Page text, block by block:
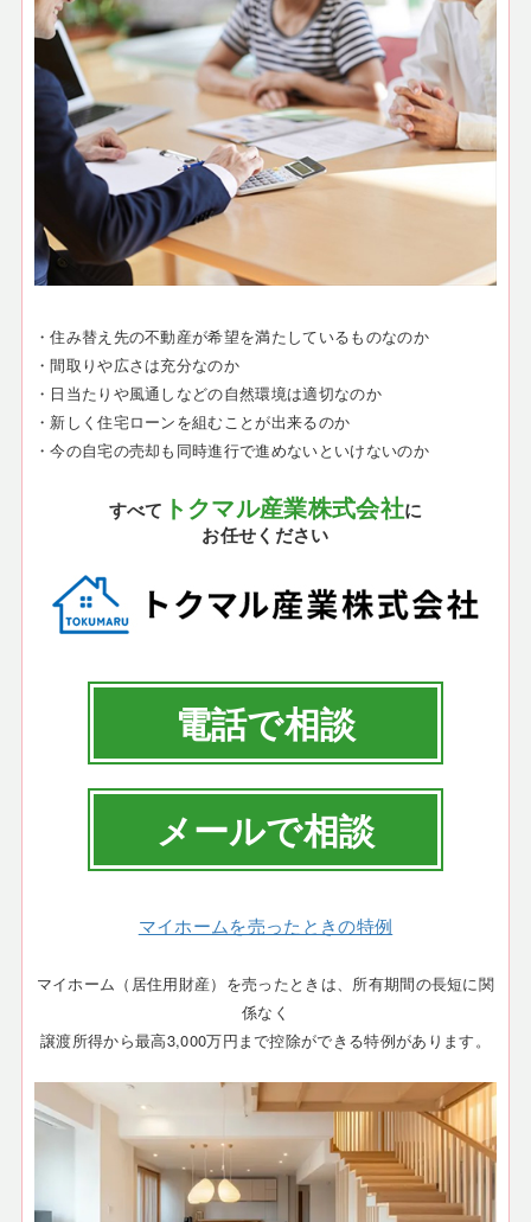
・住み替え先の不動産が希望を満たしているものなのか
・間取りや広さは充分なのか
・日当たりや風通しなどの自然環境は適切なのか
・新しく住宅ローンを組むことが出来るのか
・今の自宅の売却も同時進行で進めないといけないのか
すべて トクマル産業株式会社に
お任せください
電話で相談
メールで相談
マイホームを売ったときの特例
マイホーム（居住用財産）を売ったときは、所有期間の長短に関
係なく
譲渡所得から最高3,000万円まで控除ができる特例があります。